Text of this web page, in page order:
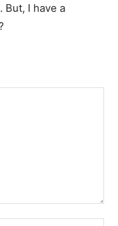
But, I have a